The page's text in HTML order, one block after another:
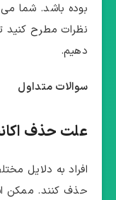
بوده باشد. شما
نظرات مطرح کنید
دهیم.
سوالات متداول
علت حذف
افراد به دلایل
حذف کنند. ممکن